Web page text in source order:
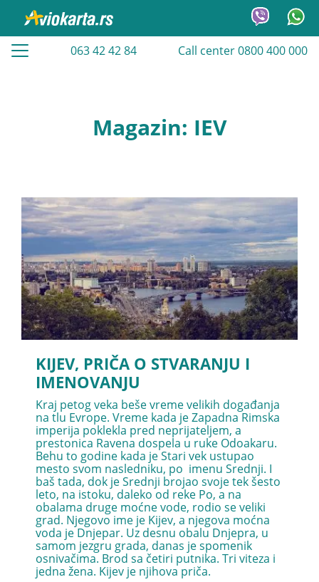
063 42 42 84 Call center 0800 400 000
Magazin: IEV
KIJEV, PRIČA O STVARANJU I
IMENOVANJU
Kraj petog veka beše vreme velikih događanja
na tlu Evrope. Vreme kada je Zapadna Rimska
imperija poklekla pred neprijateljem, a
prestonica Ravena dospela u ruke Odoakaru.
Behu to godine kada je Stari vek ustupao
mesto svom nasledniku, po imenu Srednji. I
baš tada, dok je Srednji brojao svoje tek šesto
leto, na istoku, daleko od reke Po, a na
obalama druge moćne vode, rodio se veliki
grad. Njegovo ime je Kijev, a njegova moćna
voda je Dnjepar. Uz desnu obalu Dnjepra, u
samom jezgru grada, danas je spomenik
osnivačima. Brod sa četiri putnika. Tri viteza i
jedna žena. Kijev je njihova priča.